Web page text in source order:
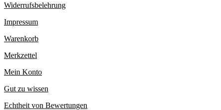
Widerrufsbelehrung
Impressum
Warenkorb
Merkzettel
Mein Konto
Gut zu wissen
Echtheit von Bewertungen